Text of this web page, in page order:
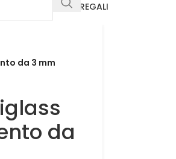
FOTO REGALI
da 3 mm
da